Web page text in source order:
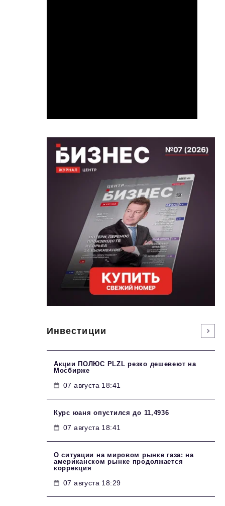
Инвестиции
Акции ПОЛЮС PLZL резко дешевеют на
Мосбирже
07 августа 18:41
Курс юаня опустился до 11,4936
07 августа 18:41
О ситуации на мировом рынке газа: на
американском рынке продолжается
коррекция
07 августа 18:29